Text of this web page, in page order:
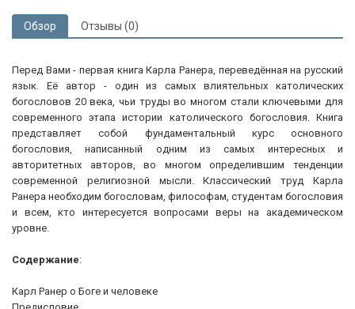
Обзор Отзывы (0)
Перед Вами - первая книга Карла Ранера, переведённая на русский
язык. Её автор - один из самых влиятельных католических
богословов 20 века, чьи труды во многом стали ключевыми для
современного этапа истории католического богословия. Книга
представляет собой фундаментальный курс основного
богословия, написанный одним из самых интересных и
авторитетных авторов, во многом определившим тенденции
современной религиозной мысли. Классический труд Карла
Ранера необходим богословам, философам, студентам богословия
и всем, кто интересуется вопросами веры на академическом
уровне.
Содержание:
Карл Ранер о Боге и человеке